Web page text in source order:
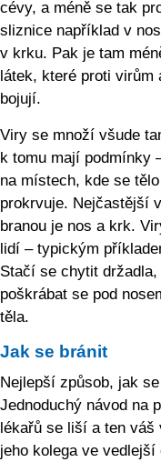
cévy, a méně se tak
sliznice například v
v krku. Pak je tam
látek, které proti virům
bojují.
Viry se množí všude
k tomu mají podmínky
na místech, kde se
prokrvuje. Nejčastější
branou je nos a krk.
lidí – typickým
Stačí se chytit
poškrábat se pod
těla.
Jak se bránit
Nejlepší způsob, jak
Jednoduchý návod na
lékařů se liší a ten váš
jeho kolega ve